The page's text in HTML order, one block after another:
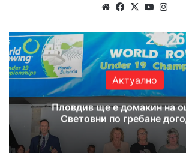
We
te
Fa
bo
ok
X
Yo
ub
e
ra
m
Актуално
Пловдив ще е домакин на
Световни по гребане